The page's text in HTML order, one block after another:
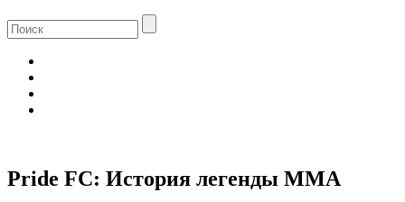
Pride FC: История легенды ММА